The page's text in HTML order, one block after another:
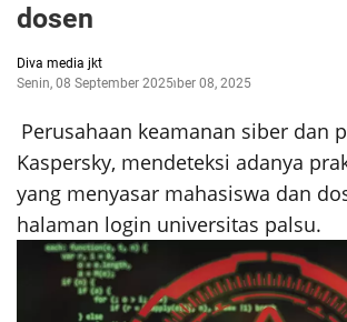
dosen
Diva media jkt
Senin, 08 September 2025September 08, 2025
Perusahaan keamanan siber dan
Kaspersky, mendeteksi adanya
yang menyasar mahasiswa dan
halaman login universitas palsu.